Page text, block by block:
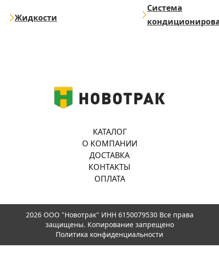
Жидкости
Система
КАТАЛОГ
О КОМПАНИИ
ДОСТАВКА
КОНТАКТЫ
ОПЛАТА
2026 ООО "Новотрак" ИНН 6150079530 Все права
защищены. Копирование запрещено
Политика конфиденциальности